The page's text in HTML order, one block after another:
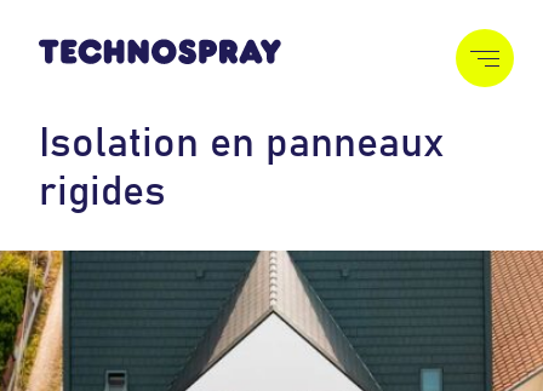
solation en panneaux
rigid es